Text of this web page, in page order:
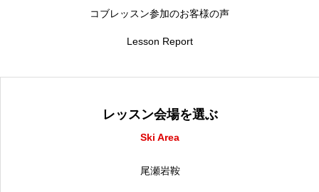
コブレッスン参加のお客様の声
Lesson Report
レッスン会場を選ぶ
Ski Area
尾瀬岩鞍